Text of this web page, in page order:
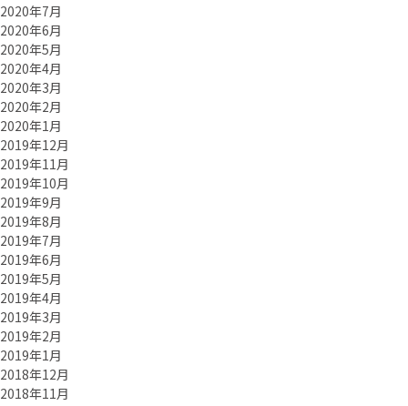
2020年7月
2020年6月
2020年5月
2020年4月
2020年3月
2020年2月
2020年1月
2019年12月
2019年11月
2019年10月
2019年9月
2019年8月
2019年7月
2019年6月
2019年5月
2019年4月
2019年3月
2019年2月
2019年1月
2018年12月
2018年11月